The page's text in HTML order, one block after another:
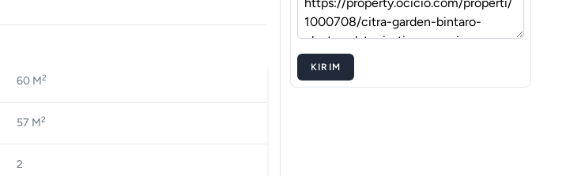
60 M2
57 M2
2
KIRIM